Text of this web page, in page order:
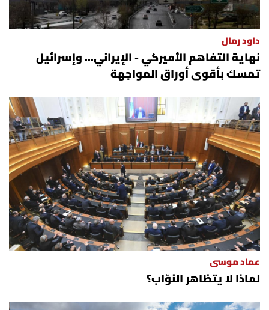
داود رمال
نهاية التفاهم الأميركي - الإيراني... وإسرائيل
تمسك بأقوى أوراق المواجهة
عماد موسى
لماذا لا يتظاهر النوّاب؟